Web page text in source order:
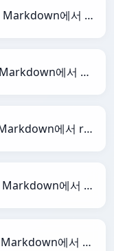
Markdown에서 PNG로
Markdown에서 RDataFrame로
Markdown에서 reStructuredText로
Markdown에서 Magic로
Markdown에서 TracWiki로